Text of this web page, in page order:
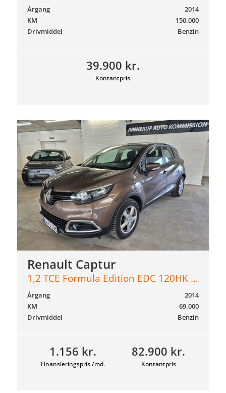
39.900 kr.
Kontantpris
2014
Årgang
150.000
KM
Benzin
Drivmiddel
Renault Captur
1,2 TCE Formula Edition EDC 120HK 5d 6g Aut.
1.156 kr.
Finansieringspris /md.
82.900 kr.
Kontantpris
2014
Årgang
69.000
KM
Benzin
Drivmiddel